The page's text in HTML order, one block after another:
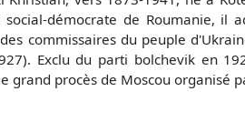
démocrate de Roumanie, il
commissaires du peuple
Exclu du parti bolchevik en
grand procès de Moscou organisé